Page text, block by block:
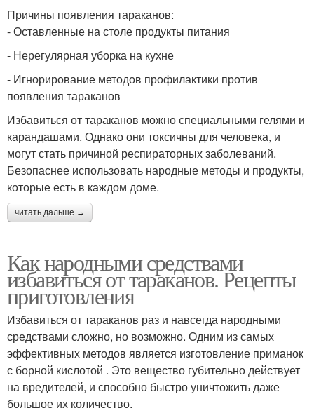
Причины появления тараканов:
- Оставленные на столе продукты питания
- Нерегулярная уборка на кухне
- Игнорирование методов профилактики против
появления тараканов
Избавиться от тараканов можно специальными гелями и
карандашами. Однако они токсичны для человека, и
могут стать причиной респираторных заболеваний.
Безопаснее использовать народные методы и продукты,
которые есть в каждом доме.
читать дальше →
Как народными средствами
избавиться от тараканов. Рецепты
приготовления
Избавиться от тараканов раз и навсегда народными
средствами сложно, но возможно. Одним из самых
эффективных методов является изготовление приманок
с борной кислотой . Это вещество губительно действует
на вредителей, и способно быстро уничтожить даже
большое их количество.